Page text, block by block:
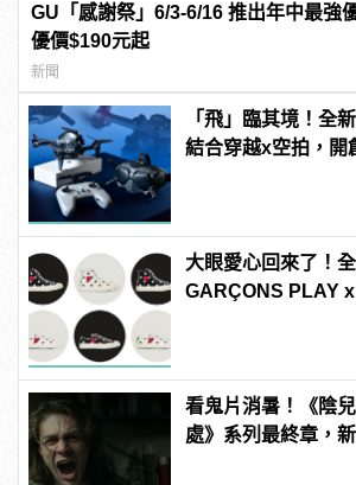
GU「感謝祭」6/3-6/16 推出年中最
優價$190元起
新聞
「飛」臨其境！全
結合穿越x空拍，開
大眼愛心回來了！
GARÇONS PLAY
看鬼片消暑！《陰
處》系列最終章，